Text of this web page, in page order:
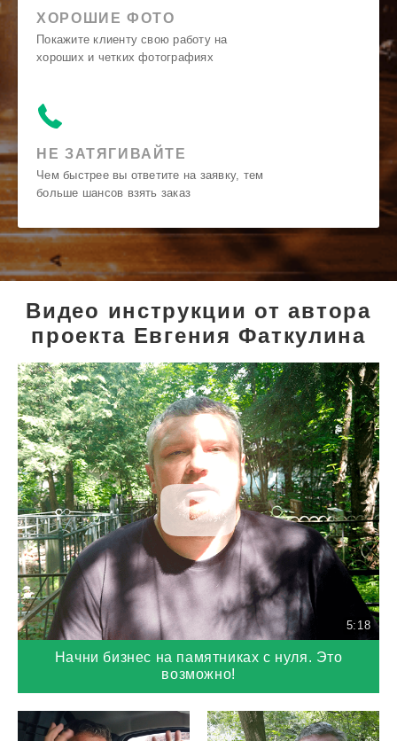
ХОРОШИЕ ФОТО
Покажите клиенту свою работу на
хороших и четких фотографиях
НЕ ЗАТЯГИВАЙТЕ
Чем быстрее вы ответите на заявку, тем
больше шансов взять заказ
Видео инструкции от автора
проекта Евгения Фаткулина
5:18
Начни бизнес на памятниках с нуля. Это
возможно!